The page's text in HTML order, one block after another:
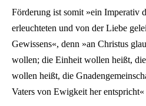
Förderung ist somit »ein Imperativ
erleuchteten und von der Liebe
Gewissens«, denn »an Christus
wollen; die Einheit wollen heißt,
wollen heißt, die
Vaters von Ewigkeit her entspricht«